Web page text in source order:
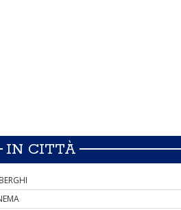
IN CITTÀ